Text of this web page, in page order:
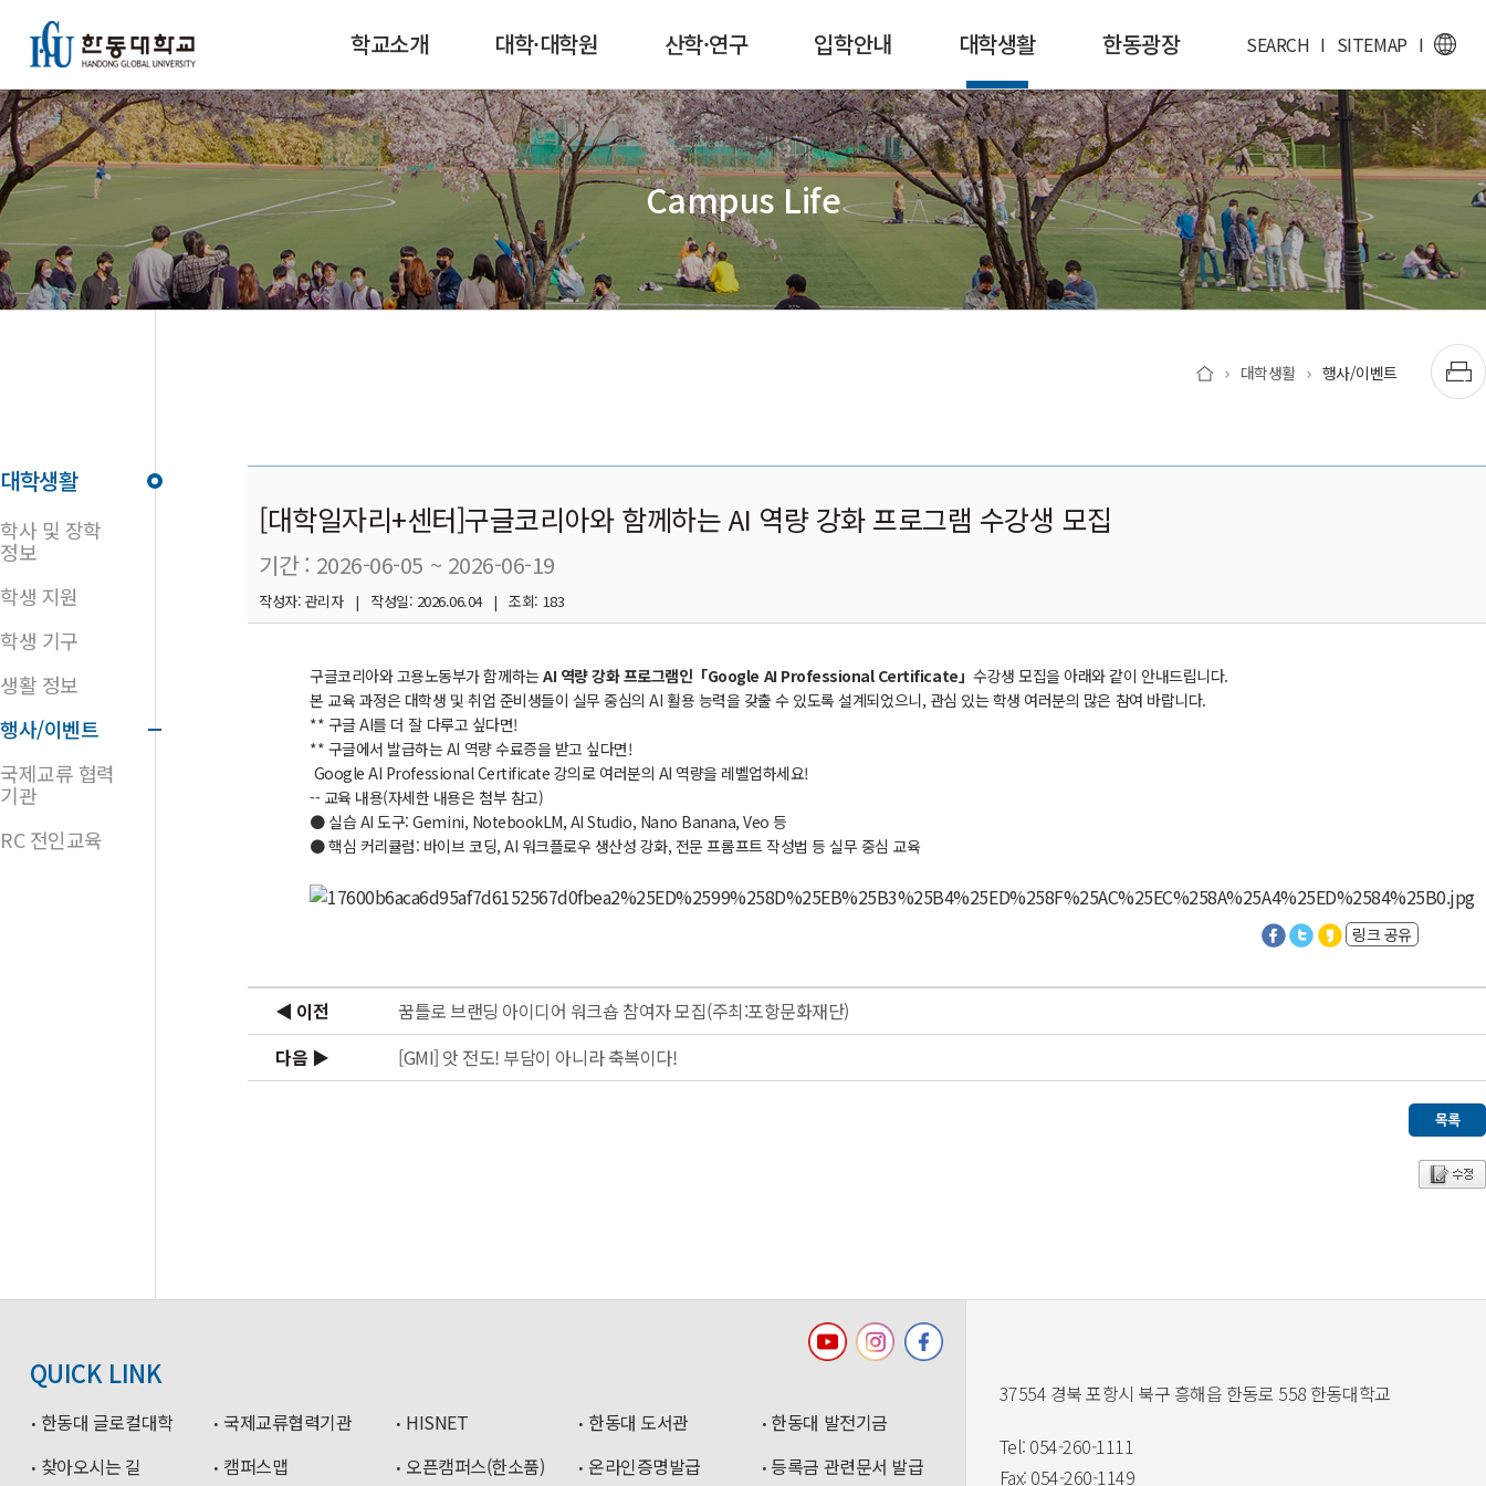
학교소개 대학·대학원 산학·연구 입학안내 대학생활 한동광장 SEARCH I SITEMAP I
Campus Life
대학생활
학사 및 장학
정보
학생 지원
학생 기구
생활 정보
행사/이벤트
국제교류 협력
기관
RC 전인교육
대학생활 행사/이벤트
[대학일자리+센터]구글코리아와 함께하는 AI 역량 강화 프로그램 수강생 모집
기간 : 2026-06-05 ~ 2026-06-19
작성자: 관리자 | 작성일: 2026.06.04 | 조회: 183
구글코리아와고용노동부가함께하는AI 역량 강화 프로그램인「Google AI Professional Certificate」수강생모집을 아래와같이 안내드립니다.
본 교육 과정은 대학생 및 취업 준비생들이 실무중심의 AI활용 능력을 갖출수 있도록 설계되었으니, 관심 있는학생 여러분의 많은 참여 바랍니다.
** 구글AI를 더 잘 다루고 싶다면!
** 구글에서 발급하는AI 역량수료증을 받고 싶다면!
Google AI Professional Certificate 강의로 여러분의 AI 역량을 레벨업하세요!
-- 교육 내용(자세한 내용은 첨부 참고)
● 실습 AI 도구: Gemini, NotebookLM, AI Studio, Nano Banana, Veo 등
● 핵심 커리큘럼: 바이브 코딩, AI 워크플로우 생산성 강화, 전문 프롬프트 작성법 등 실무 중심 교육
링크 공유
◀ 이전
꿈틀로 브랜딩 아이디어 워크숍 참여자 모집(주최:포항문화재단)
다음 ▶
[GMI] 앗 전도! 부담이 아니라 축복이다!
QUICK LINK
한동대 글로컬대학 국제교류협력기관 HISNET 한동대 도서관
한동대 발전기금
찾아오시는 길
캠퍼스맵 오픈캠퍼스(한소품) 온라인증명발급 등록금 관련문서 발급
37554 경북 포항시 북구 흥해읍 한동로 558 한동대학교
Tel: 054-260-1111
Fax: 054-260-1149